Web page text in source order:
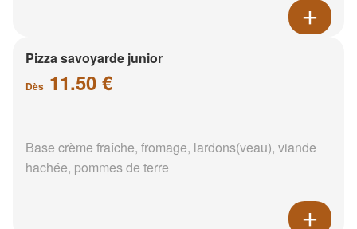
Pizza savoyarde junior
Dès 11.50 €
Base crème fraîche, fromage, lardons(veau), viande
hachée, pommes de terre